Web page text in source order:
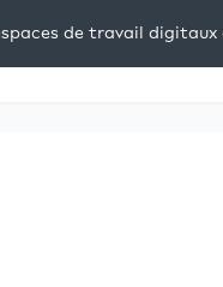
de travail digitaux